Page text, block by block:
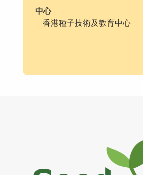
中心
香港種子技術及教育中心